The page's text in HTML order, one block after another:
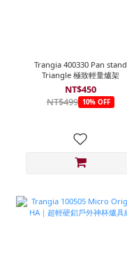
Trangia 400330 Pan stand
Triangle 極致輕量爐架
NT$450
NT$499 10% OFF